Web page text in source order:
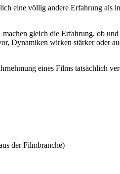
eine völlig andere Erfahrung als
gleich die Erfahrung, ob
Dynamiken wirken stärker oder
eines Films tatsächlich
der Filmbranche)